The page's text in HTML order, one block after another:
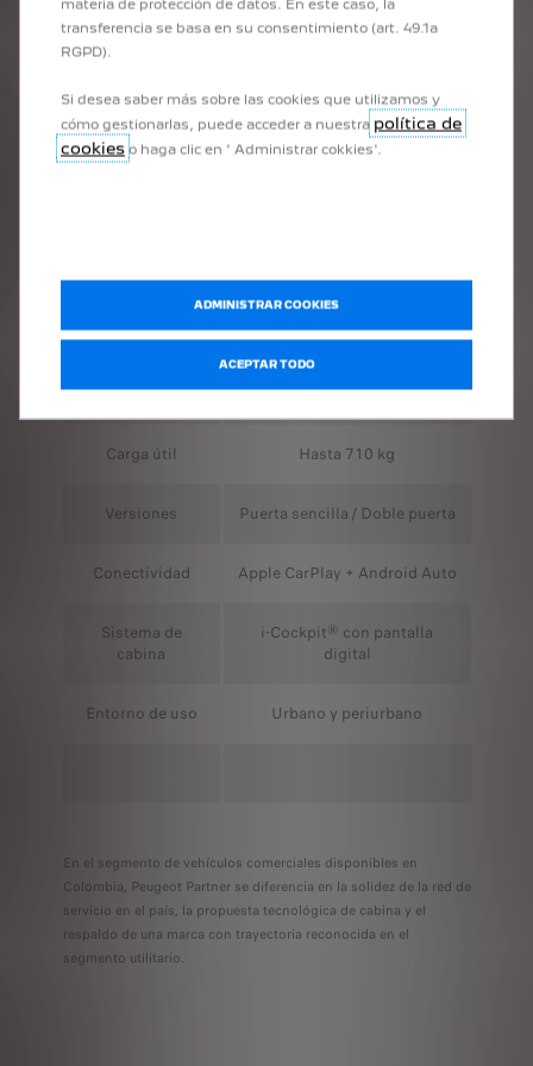
Estos elementos no son un accesorio secundario en el contexto
laboral: representan herramientas que pueden contribuir a reducir
tiempos en ruta y mejorar la coordinación logística diaria.
Característica
Peugeot Partner
carga
Hasta 4,4 m³
Carga útil Hasta 710 kg
Versiones Puerta sencilla / Doble puerta
Conectividad Apple CarPlay + Android Auto
Sistema de
cabina
i-Cockpit® con pantalla
digital
Entorno de uso Urbano y periurbano
En el segmento de vehículos comerciales disponibles en
Colombia, Peugeot Partner se diferencia en la solidez de la red de
servicio en el país, la propuesta tecnológica de cabina y el
respaldo de una marca con trayectoria reconocida en el
segmento utilitario.
materia de protección de datos. En este caso, la
transferencia se basa en su consentimiento (art. 49.1a
RGPD).
Si desea saber más sobre las cookies que utilizamos y
cómo gestionarlas, puede acceder a nuestra política de
cookies o haga clic en ' Administrar cokkies'.
ADMINISTRAR COOKIES
ACEPTAR TODO